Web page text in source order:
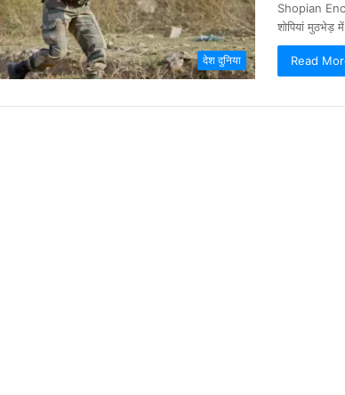
देश दुनिया
Shopian
शोपियां
Read